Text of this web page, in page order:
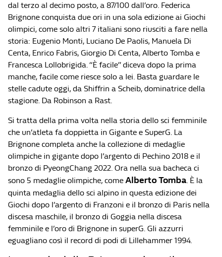
dal terzo al decimo posto, a 87/100 dall’oro. Federica
Brignone conquista due ori in una sola edizione ai Giochi
olimpici, come solo altri 7 italiani sono riusciti a fare nella
storia: Eugenio Monti, Luciano De Paolis, Manuela Di
Centa, Enrico Fabris, Giorgio Di Centa, Alberto Tomba e
Francesca Lollobrigida. “È facile” diceva dopo la prima
manche, facile come riesce solo a lei. Basta guardare le
stelle cadute oggi, da Shiffrin a Scheib, dominatrice della
stagione. Da Robinson a Rast.
Si tratta della prima volta nella storia dello sci femminile
che un’atleta fa doppietta in Gigante e SuperG. La
Brignone completa anche la collezione di medaglie
olimpiche in gigante dopo l’argento di Pechino 2018 e il
bronzo di PyeongChang 2022. Ora nella sua bacheca ci
sono 5 medaglie olimpiche, come Alberto Tomba. È la
quinta medaglia dello sci alpino in questa edizione dei
Giochi dopo l’argento di Franzoni e il bronzo di Paris nella
discesa maschile, il bronzo di Goggia nella discesa
femminile e l’oro di Brignone in superG. Gli azzurri
eguagliano così il record di podi di Lillehammer 1994.